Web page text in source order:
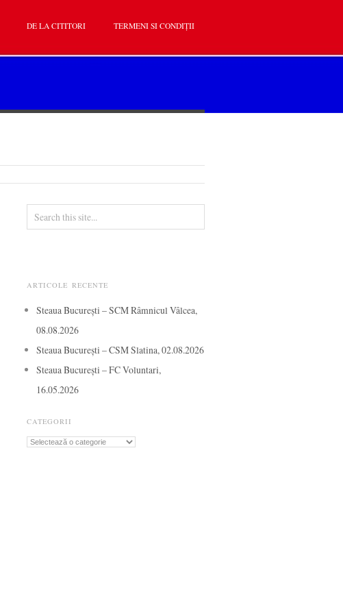
DE LA CITITORI TERMENI SI CONDIȚII
ARTICOLE RECENTE
Steaua București – SCM Râmnicul Vâlcea,
08.08.2026
Steaua București – CSM Slatina, 02.08.2026
Steaua București – FC Voluntari,
16.05.2026
CATEGORII
Categorii